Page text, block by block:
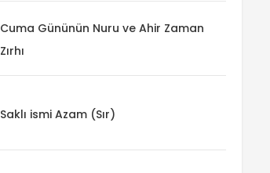
Cuma Gününün Nuru ve Ahir Zaman
Zırhı
Saklı ismi Azam (Sır)